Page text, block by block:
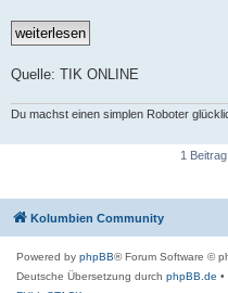
Quelle: TIK ONLINE
Du machst einen simplen Roboter
1
Kolumbien Community
Powered by phpBB® Forum Software ©
Deutsche Übersetzung durch phpBB.de